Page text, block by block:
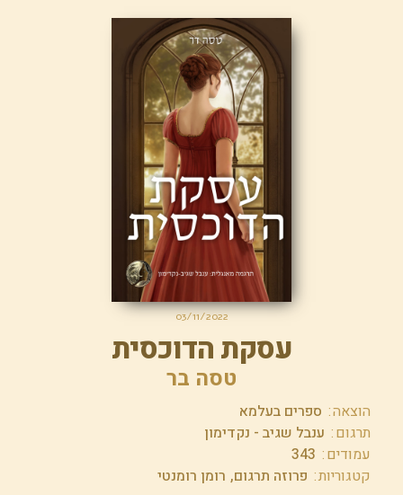
03/11/2022
עסקת הדוכסית
טסה בר
הוצאה ספרים בעלמא
תרגום ענבל שגיב - נקדימון
עמודים 343
קטגוריות פרוזה תרגום רומן רומנטי